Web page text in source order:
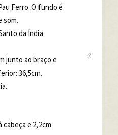
Ferro. O fundo é
som.
da Índia
junto ao braço e
36,5cm.
e 2,2cm